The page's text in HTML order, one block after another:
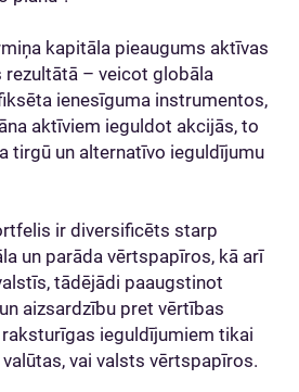
kapitāla pieaugums aktīvas
– veicot globāla
ienesīguma instrumentos,
aktīviem ieguldot akcijās, to
tirgū un alternatīvo ieguldījumu
ir diversificēts starp
un parāda vērtspapīros, kā arī
tādējādi paaugstinot
aizsardzību pret vērtības
ieguldījumiem tikai
vai valsts vērtspapīros.